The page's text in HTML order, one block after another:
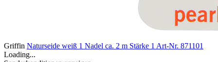
Griffin Naturseide weiß 1 Nadel ca. 2 m Stärke 1 Art-Nr. 871101
Loading...